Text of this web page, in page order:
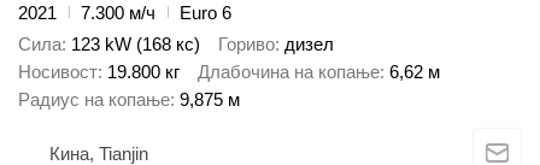
2021
7.300 м/ч
Euro 6
Сила 123 kW (168 кс) Гориво дизел
Носивост 19.800 кг Длабочина на копање 6,62 м
Радиус на копање 9,875 м
Кина, Tianjin